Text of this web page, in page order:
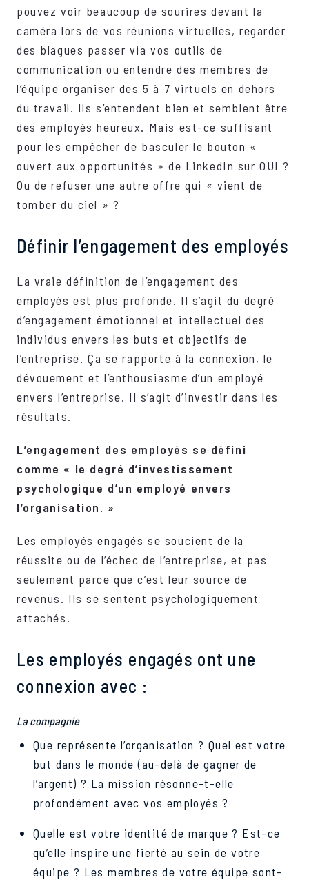
pouvez voir beaucoup de sourires devant la
caméra lors de vos réunions virtuelles, regarder
des blagues passer via vos outils de
communication ou entendre des membres de
l’équipe organiser des 5 à 7 virtuels en dehors
du travail. Ils s’entendent bien et semblent être
des employés heureux. Mais est-ce suffisant
pour les empêcher de basculer le bouton «
ouvert aux opportunités » de LinkedIn sur OUI ?
Ou de refuser une autre offre qui « vient de
tomber du ciel » ?
Définir l’engagement des employés
La vraie définition de l’engagement des
employés est plus profonde. Il s’agit du degré
d’engagement émotionnel et intellectuel des
individus envers les buts et objectifs de
l’entreprise. Ça se rapporte à la connexion, le
dévouement et l’enthousiasme d’un employé
envers l’entreprise. Il s’agit d’investir dans les
résultats.
L’engagement des employés se défini
comme « le degré d’investissement
psychologique d’un employé envers
l’organisation. »
Les employés engagés se soucient de la
réussite ou de l’échec de l’entreprise, et pas
seulement parce que c’est leur source de
revenus. Ils se sentent psychologiquement
attachés.
Les employés engagés ont une
connexion avec :
La compagnie
Que représente l’organisation ? Quel est votre
but dans le monde (au-delà de gagner de
l’argent) ? La mission résonne-t-elle
profondément avec vos employés ?
Quelle est votre identité de marque ? Est-ce
qu’elle inspire une fierté au sein de votre
équipe ? Les membres de votre équipe sont-